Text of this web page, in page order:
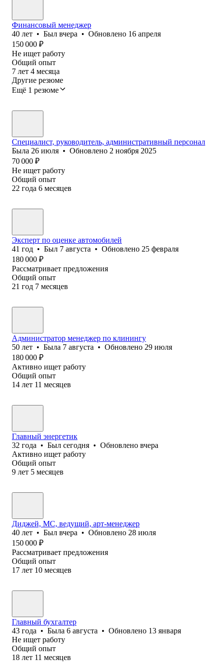
Финансовый менеджер
40 лет • Был вчера • Обновлено 16 апреля
150 000 ₽
Не ищет работу
Общий опыт
7 лет 4 месяца
Другие резюме
Ещё 1 резюме
Специалист, руководитель, административный персонал
Была 26 июля • Обновлено 2 ноября 2025
70 000 ₽
Не ищет работу
Общий опыт
22 года 6 месяцев
Эксперт по оценке автомобилей
41 год • Был 7 августа • Обновлено 25 февраля
180 000 ₽
Рассматривает предложения
Общий опыт
21 год 7 месяцев
Администратор менеджер по клинингу
50 лет • Была 7 августа • Обновлено 29 июля
180 000 ₽
Активно ищет работу
Общий опыт
14 лет 11 месяцев
Главный энергетик
32 года • Был сегодня • Обновлено вчера
Активно ищет работу
Общий опыт
9 лет 5 месяцев
Диджей, MC, ведущий, арт-менеджер
40 лет • Был вчера • Обновлено 28 июля
150 000 ₽
Рассматривает предложения
Общий опыт
17 лет 10 месяцев
Главный бухгалтер
43 года • Была 6 августа • Обновлено 13 января
Не ищет работу
Общий опыт
18 лет 11 месяцев